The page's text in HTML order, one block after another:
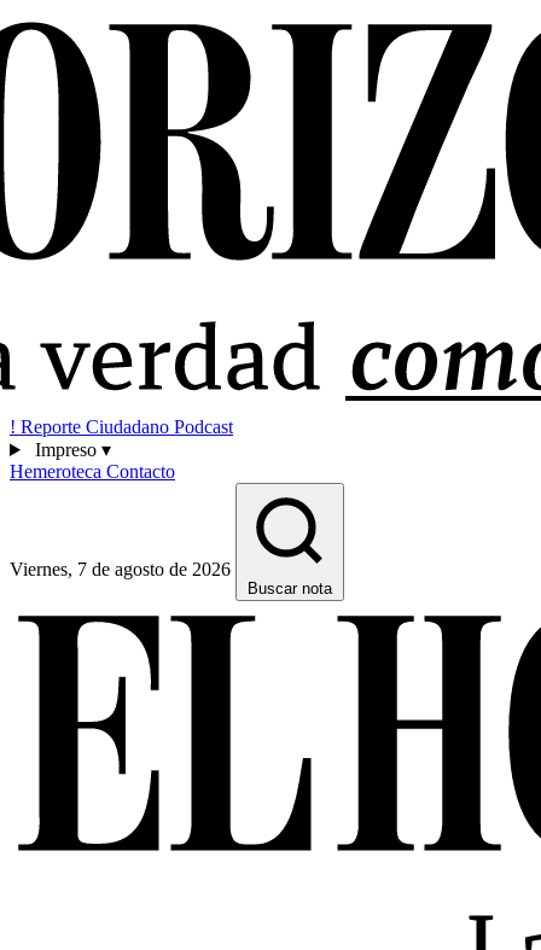
! Reporte Ciudadano Podcast
Impreso ▾
Hemeroteca Contacto
Viernes, 7 de agosto de 2026
Buscar nota